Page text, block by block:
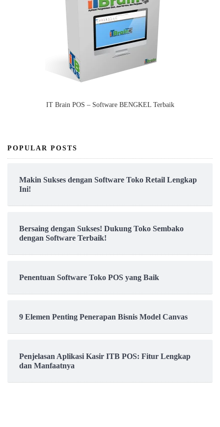
IT Brain POS – Software BENGKEL Terbaik
POPULAR POSTS
Makin Sukses dengan Software Toko Retail Lengkap
Ini!
Bersaing dengan Sukses! Dukung Toko Sembako
dengan Software Terbaik!
Penentuan Software Toko POS yang Baik
9 Elemen Penting Penerapan Bisnis Model Canvas
Penjelasan Aplikasi Kasir ITB POS: Fitur Lengkap
dan Manfaatnya